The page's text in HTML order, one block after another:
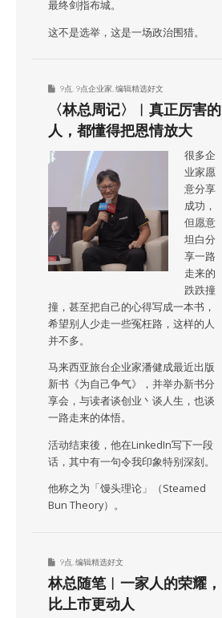
最终剑指布城。
这不是选举，这是一场政治围猎。
9点 9点企业家 编辑精选好文
〈林总周记〉︱真正厉害的
人，都懂得把恩情放大
很多企
业家愿
意分享
成功，
但愿意
坦白分
享一路
走来的
跌跌撞
撞，甚至把自己的心得写成一本书，
希望别人少走一些冤枉路，这样的人
并不多。
马来西亚旅台企业家潘健成最近出版
新书《为自己争气》，并举办新书分
享会，与读者谈创业丶谈人生，也谈
一路走来的体悟。
活动结束後，他在LinkedIn写下一段
话，其中有一句令我印象特别深刻。
他称之为「馒头理论」（Steamed
Bun Theory）。
9点 编辑精选好文
林总随笔︱一家人的荣耀，
比上市更动人